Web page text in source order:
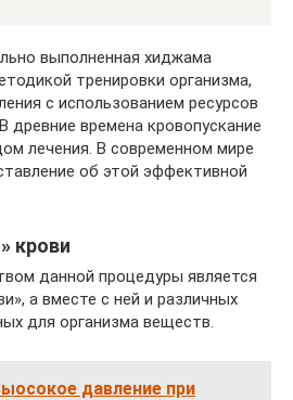
выполненная хиджама
тренировки организма,
с использованием ресурсов
древние времена кровопускание
лечения. В современном мире
об этой эффективной
крови
данной процедуры является
а вместе с ней и различных
для организма веществ.
давление при